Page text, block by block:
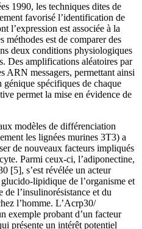
1990, les techniques dites de
favorisé l’identification de
l’expression est associée à la
est de comparer des
deux conditions physiologiques
Des amplifications aléatoires par
ARN messagers, permettant ainsi
génique spécifiques de chaque
permet la mise en évidence de
modèles de différenciation
les lignées murines 3T3) a
de nouveaux facteurs impliqués
Parmi ceux-ci, l’adiponectine,
[5], s’est révélée un acteur
lipidique de l’organisme et
de l’insulinorésistance et du
l’homme. L’Acrp30/
exemple probant d’un facteur
présente un intérêt potentiel